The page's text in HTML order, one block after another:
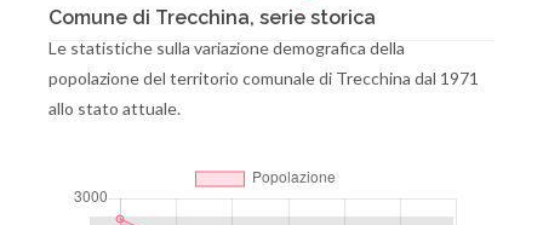
Comune di Trecchina, serie storica
Le statistiche sulla variazione demografica della
popolazione del territorio comunale di Trecchina dal 1971
allo stato attuale.